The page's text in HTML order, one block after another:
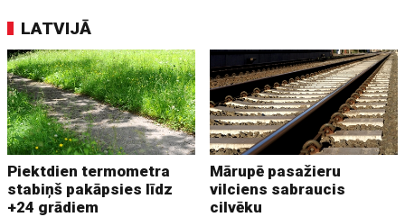
LATVIJĀ
Piektdien termometra
stabiņš pakāpsies līdz
+24 grādiem
Mārupē pasažieru
vilciens sabraucis
cilvēku